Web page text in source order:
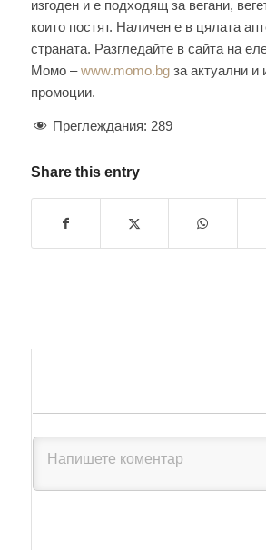
изгоден и е подходящ за вегани,
които постят. Наличен е в цялата
страната. Разгледайте в сайта на
Момо –www.momo.bgза актуални и
промоции.
Преглеждания: 289
Share this entry